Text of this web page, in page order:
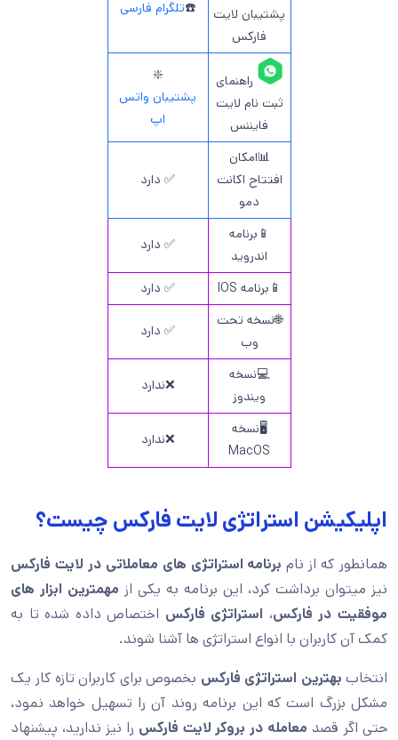
پشتیبان لایت
فارکس
☎️تلگرام فارسی
راهنمای
ثبت نام لایت
فایننس
❇️
پشتیبان واتس
اپ
📊امکان
افتتاح اکانت
دمو
✅ دارد
📱برنامه
اندروید
✅ دارد
📱برنامه IOS
✅ دارد
🌐نسخه تحت
وب
✅ دارد
💻نسخه
ویندوز
❌ندارد
🖥️نسخه
MacOS
❌ندارد
اپلیکیشن استراتژی لایت فارکس چیست؟
همانطور که از نام برنامه استراتژی های معاملاتی در لایت فارکس
نیز میتوان برداشت کرد، این برنامه به یکی از مهمترین ابزار های
موفقیت در فارکس، استراتژی فارکس اختصاص داده شده تا به
کمک آن کاربران با انواع استراتژی ها آشنا شوند.
انتخاب بهترین استراتژی فارکس بخصوص برای کاربران تازه کار یک
مشکل بزرگ است که این برنامه روند آن را تسهیل خواهد نمود،
حتی اگر قصد معامله در بروکر لایت فارکس را نیز ندارید، پیشنهاد